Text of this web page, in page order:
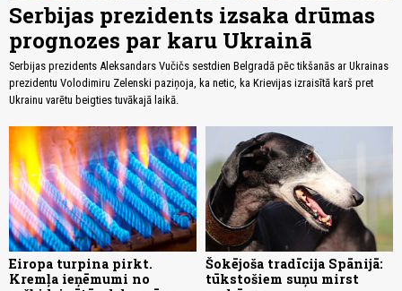
Serbijas prezidents izsaka drūmas
prognozes par karu Ukrainā
Serbijas prezidents Aleksandars Vučičs sestdien Belgradā pēc tikšanās ar Ukrainas
prezidentu Volodimiru Zelenski paziņoja, ka netic, ka Krievijas izraisītā karš pret
Ukrainu varētu beigties tuvākajā laikā.
Eiropa turpina pirkt.
Kremļa ieņēmumi no
Šokējoša tradīcija Spānijā:
tūkstošiem suņu mirst